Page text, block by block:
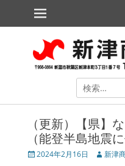
メインメニュー
コ
ン
ツ
へ
ッ
プ
The Niitsu Chamber of
検
索
象:
（更新）【県】
（能登半島地震
投 2024年2月16日
投 新津